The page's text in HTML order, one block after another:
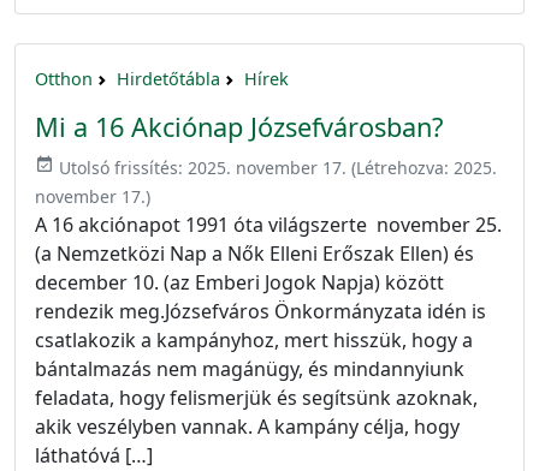
Otthon Hirdetőtábla Hírek
Mi a 16 Akciónap Józsefvárosban?
event_available Utolsó frissítés: 2025. november 17. (Létrehozva: 2025.
november 17.)
A 16 akciónapot 1991 óta világszerte november 25.
(a Nemzetközi Nap a Nők Elleni Erőszak Ellen) és
december 10. (az Emberi Jogok Napja) között
rendezik meg.Józsefváros Önkormányzata idén is
csatlakozik a kampányhoz, mert hisszük, hogy a
bántalmazás nem magánügy, és mindannyiunk
feladata, hogy felismerjük és segítsünk azoknak,
akik veszélyben vannak. A kampány célja, hogy
láthatóvá […]